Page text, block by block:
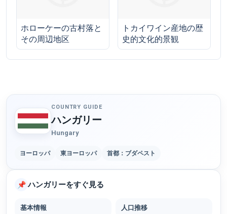
ホローケーの古村落と
その周辺地区
トカイワイン産地の歴
史的文化的景観
COUNTRY GUIDE
ハンガリー
Hungary
ヨーロッパ 東ヨーロッパ 首都：ブダペスト
📌 ハンガリーをすぐ見る
基本情報 人口推移